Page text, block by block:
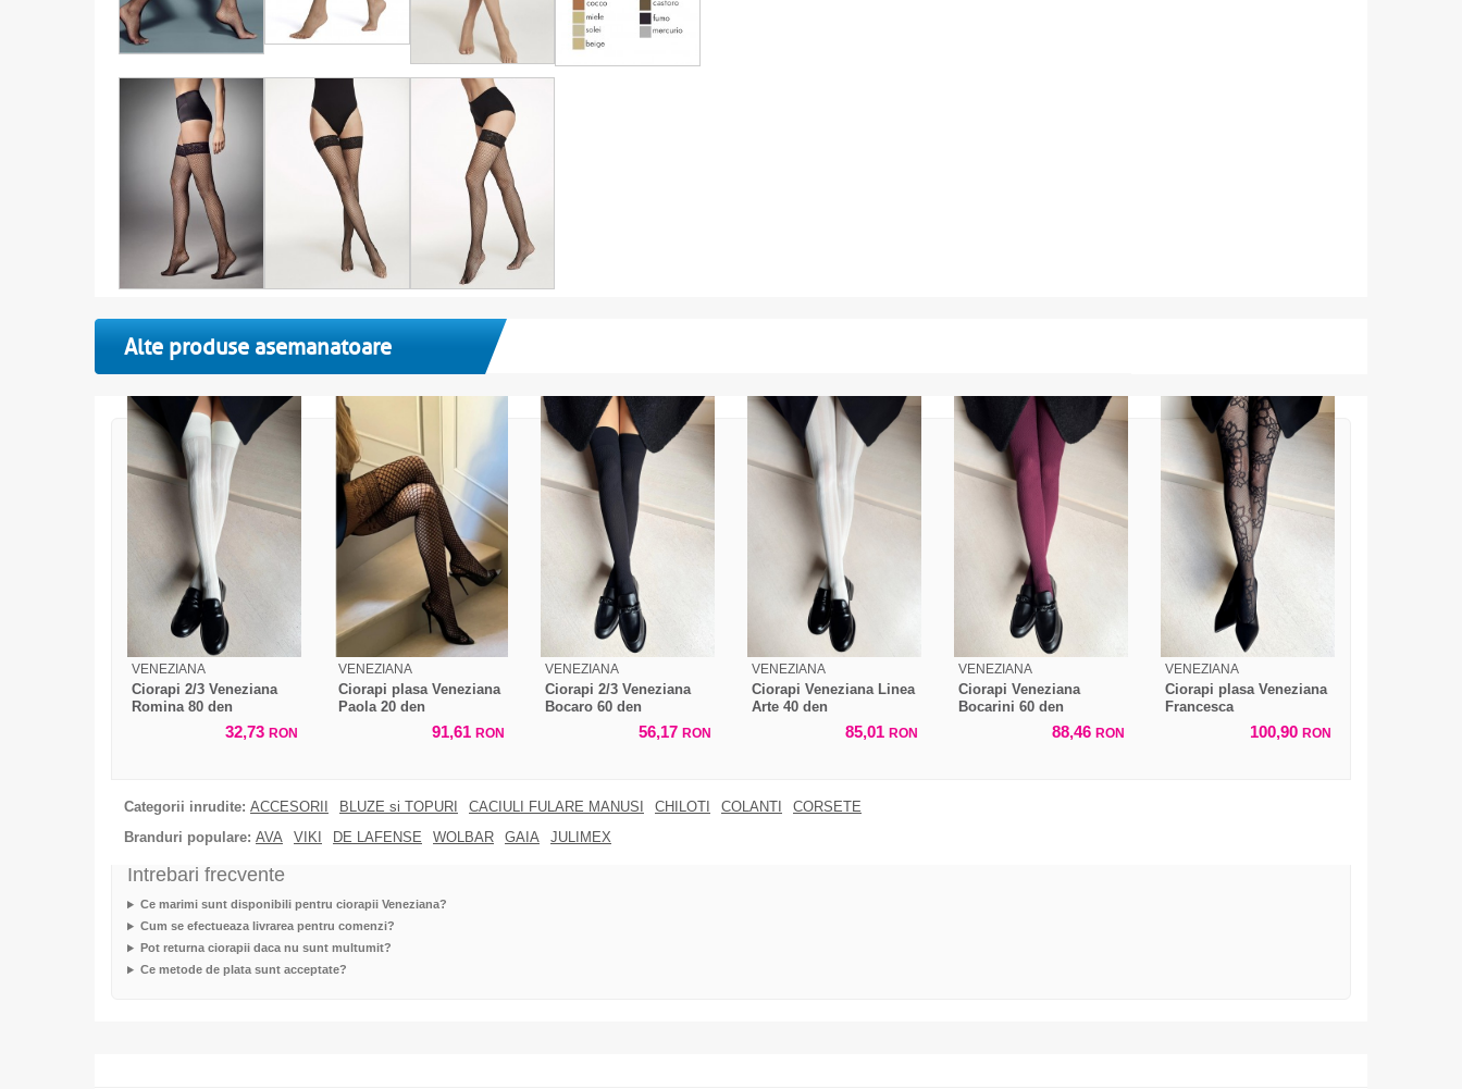
Alte produse asemanatoare
VENEZIANA
Ciorapi 2/3 Veneziana
Romina 80 den
32,73 RON
VENEZIANA
Ciorapi plasa Veneziana
Paola 20 den
91,61 RON
VENEZIANA
Ciorapi 2/3 Veneziana
Bocaro 60 den
56,17 RON
VENEZIANA
Ciorapi Veneziana Linea
Arte 40 den
85,01 RON
VENEZIANA
Ciorapi Veneziana
Bocarini 60 den
88,46 RON
VENEZIANA
Ciorapi plasa Veneziana
Francesca
100,90 RON
Categorii inrudite: ACCESORII BLUZE si TOPURI CACIULI FULARE MANUSI CHILOTI COLANTI
CORSETE
Branduri populare: AVA VIKI DE LAFENSE WOLBAR GAIA JULIMEX
Intrebari frecvente
Ce marimi sunt disponibili pentru ciorapii Veneziana?
Cum se efectueaza livrarea pentru comenzi?
Pot returna ciorapii daca nu sunt multumit?
Ce metode de plata sunt acceptate?